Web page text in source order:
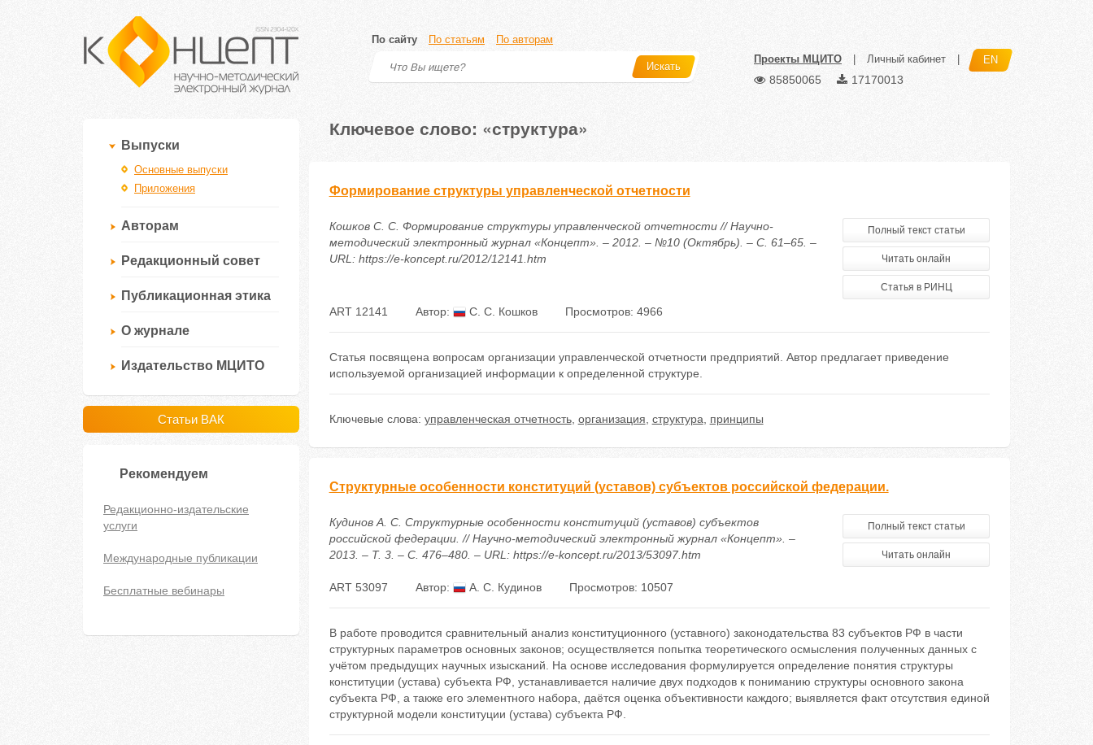
По сайту По статьям По авторам
Искать
Проекты МЦИТО Личный кабинет EN
85850065 17170013
Выпуски
Основные выпуски
Приложения
Авторам
Редакционный совет
Публикационная этика
О журнале
Издательство МЦИТО
Статьи ВАК
Рекомендуем
Редакционно-издательские
услуги
Международные публикации
Бесплатные вебинары
Ключевое слово: «структура»
Формирование структуры управленческой отчетности
Кошков С. С. Формирование структуры управленческой отчетности // Научно-
методический электронный журнал «Концепт». – 2012. – №10 (Октябрь). – С. 61–65. –
URL: https://e-koncept.ru/2012/12141.htm
Полный текст статьи
Читать онлайн
Статья в РИНЦ
ART 12141 Автор: С. С. Кошков Просмотров: 4966
Статья посвящена вопросам организации управленческой отчетности предприятий. Автор предлагает приведение
используемой организацией информации к определенной структуре.
Ключевые слова: управленческая отчетность, организация структура принципы
Cтруктурные особенности конституций (уставов) субъектов российской федерации.
Кудинов А. С. Cтруктурные особенности конституций (уставов) субъектов
российской федерации. // Научно-методический электронный журнал «Концепт». –
2013. – Т. 3. – С. 476–480. – URL: https://e-koncept.ru/2013/53097.htm
Полный текст статьи
Читать онлайн
ART 53097 Автор: А. С. Кудинов Просмотров: 10507
В работе проводится сравнительный анализ конституционного (уставного) законодательства 83 субъектов РФ в части
структурных параметров основных законов; осуществляется попытка теоретического осмысления полученных данных с
учётом предыдущих научных изысканий. На основе исследования формулируется определение понятия структуры
конституции (устава) субъекта РФ, устанавливается наличие двух подходов к пониманию структуры основного закона
субъекта РФ, а также его элементного набора, даётся оценка объективности каждого; выявляется факт отсутствия единой
структурной модели конституции (устава) субъекта РФ.